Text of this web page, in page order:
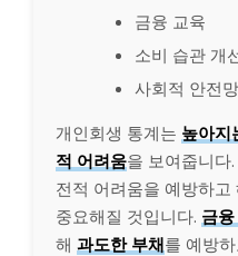
금융 교육
소비 습관 개
사회적 안전
개인회생 통계는 높아지
적 어려움을 보여줍니다.
전적 어려움을 예방하
중요해질 것입니다. 금
해 과도한 부채를 예방